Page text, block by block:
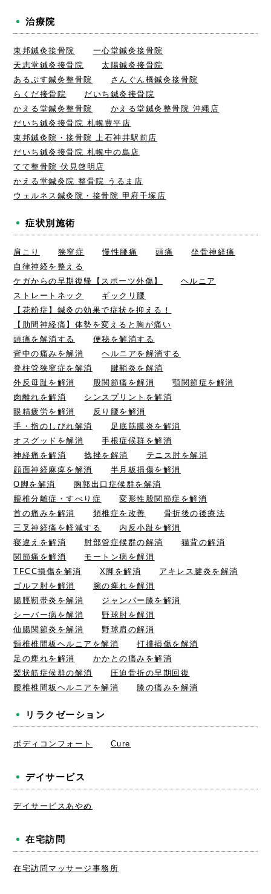
治療院
東邦鍼灸接骨院
一心堂鍼灸接骨院
天志堂鍼灸接骨院
太陽鍼灸接骨院
あるぷす鍼灸整骨院
さんぐん橋鍼灸接骨院
らくだ接骨院
だいち鍼灸接骨院
かえる堂鍼灸整骨院
かえる堂鍼灸整骨院 沖縄店
だいち鍼灸接骨院 札幌豊平店
東邦鍼灸院・接骨院 上石神井駅前店
だいち鍼灸接骨院 札幌中の島店
てて整骨院 伏見啓明店
かえる堂鍼灸院 整骨院 うるま店
ウェルネス鍼灸院・接骨院 甲府千塚店
症状別施術
肩こり 狭窄症 慢性腰痛 頭痛
坐骨神経痛
自律神経を整える
ケガからの早期復帰【スポーツ外傷】
ヘルニア
ストレートネック
ギックリ腰
【花粉症】鍼灸の効果で症状を抑える！
【肋間神経痛】体勢を変えると胸が痛い
頭痛を解消する
便秘を解消する
背中の痛みを解消
ヘルニアを解消する
脊柱管狭窄症を解消
腱鞘炎を解消
外反母趾を解消
股関節痛を解消
顎関節症を解消
肉離れを解消
シンスプリントを解消
眼精疲労を解消
反り腰を解消
手・指のしびれ解消
足底筋膜炎を解消
オスグッドを解消
手根症候群を解消
神経痛を解消
捻挫を解消
テニス肘を解消
顔面神経麻痺を解消
半月板損傷を解消
O脚を解消
胸郭出口症候群を解消
腰椎分離症・すべり症
変形性股関節症を解消
首の痛みを解消
頚椎症を改善
骨折後の後療法
三叉神経痛を軽減する
内反小趾を解消
寝違えを解消
肘部管症候群の解消
猫背の解消
関節痛を解消
モートン病を解消
TFCC損傷を解消
X脚を解消
アキレス腱炎を解消
ゴルフ肘を解消
腕の痺れを解消
腸脛靭帯炎を解消
ジャンパー膝を解消
シーバー病を解消
野球肘を解消
仙腸関節炎を解消
野球肩の解消
頸椎椎間板ヘルニアを解消
打撲損傷を解消
足の痺れを解消
かかとの痛みを解消
梨状筋症候群の解消
圧迫骨折の早期回復
腰椎椎間板ヘルニアを解消
膝の痛みを解消
リラクゼーション
ボディコンフォート Cure
デイサービス
デイサービスあやめ
在宅訪問
在宅訪問マッサージ事務所